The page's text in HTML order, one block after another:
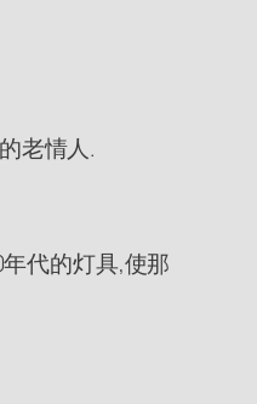
老情人.
代的灯具,使那